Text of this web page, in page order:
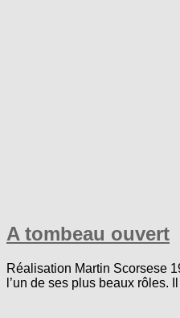
A tombeau ouvert
Réalisation Martin Scorsese
l’un de ses plus beaux rôles.